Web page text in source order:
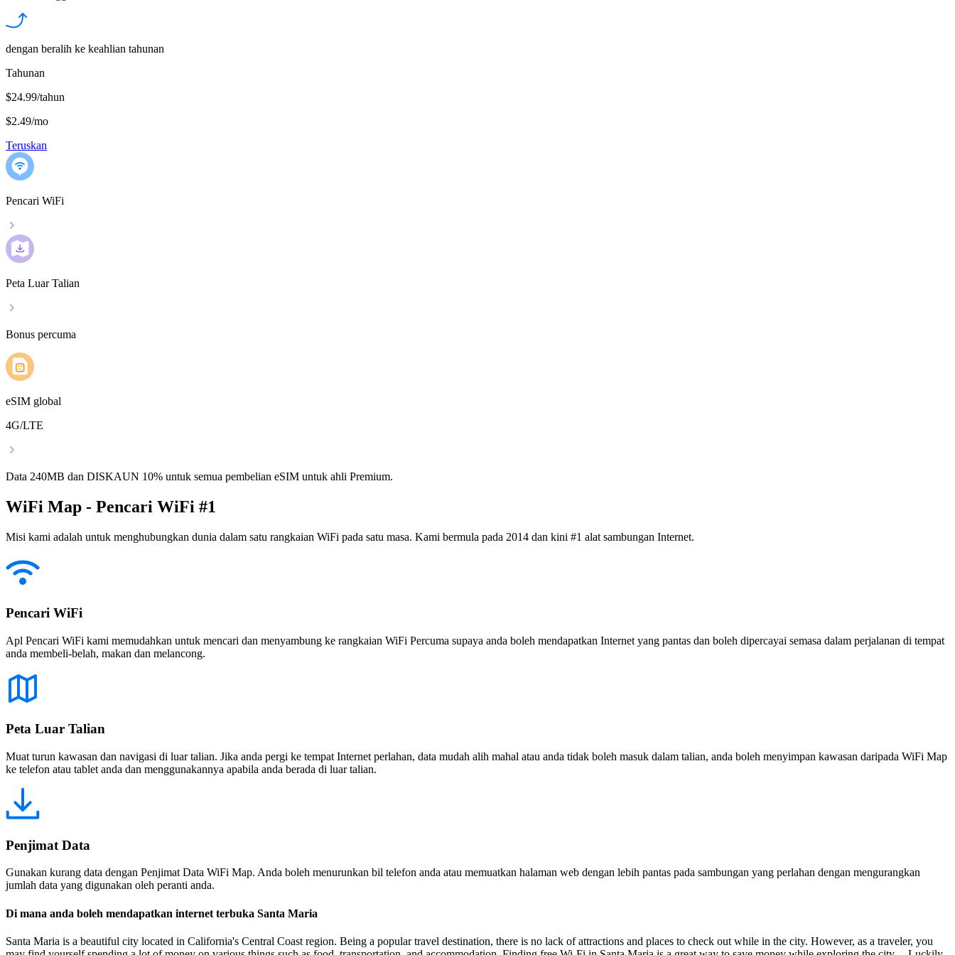
dengan beralih ke keahlian tahunan
Tahunan
$24.99/tahun
$2.49/mo
Teruskan
Pencari WiFi
Peta Luar Talian
Bonus percuma
eSIM global
4G/LTE
Data 240MB dan DISKAUN 10% untuk semua pembelian eSIM untuk ahli Premium.
WiFi Map - Pencari WiFi #1
Misi kami adalah untuk menghubungkan dunia dalam satu rangkaian WiFi pada satu masa. Kami bermula pada 2014 dan kini #1 alat sambungan Internet.
Pencari WiFi
Apl Pencari WiFi kami memudahkan untuk mencari dan menyambung ke rangkaian WiFi Percuma supaya anda boleh mendapatkan Internet yang pantas dan boleh dipercayai semasa dalam perjalanan di tempat
anda membeli-belah, makan dan melancong.
Peta Luar Talian
Muat turun kawasan dan navigasi di luar talian. Jika anda pergi ke tempat Internet perlahan, data mudah alih mahal atau anda tidak boleh masuk dalam talian, anda boleh menyimpan kawasan daripada WiFi Map
ke telefon atau tablet anda dan menggunakannya apabila anda berada di luar talian.
Penjimat Data
Gunakan kurang data dengan Penjimat Data WiFi Map. Anda boleh menurunkan bil telefon anda atau memuatkan halaman web dengan lebih pantas pada sambungan yang perlahan dengan mengurangkan
jumlah data yang digunakan oleh peranti anda.
Di mana anda boleh mendapatkan internet terbuka Santa Maria
Santa Maria is a beautiful city located in California's Central Coast region. Being a popular travel destination, there is no lack of attractions and places to check out while in the city. However, as a traveler, you